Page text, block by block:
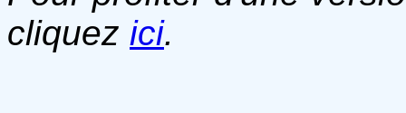
cliquez ici.